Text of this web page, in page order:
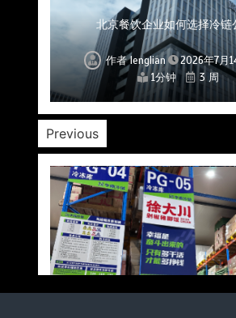
上海餐饮连锁加速，冷链配送如
流通难题？
作者lenglian
2026年7月
1分钟
3 周
杭州中央厨房布局餐饮连锁，冷
关键一环
作者lenglian
2026年7月
1分钟
3 周
北京餐饮企业如何选择冷链
作者lenglian
2026年7月
1分钟
3 周
深圳冷链物流如何护航餐饮连锁
全解析
作者lenglian
2026年7月
1分钟
3 周
北京餐饮仓配一体化的核心价值与
作者lenglian
2026年7月
1分钟
3 周
武汉冻品配送三要素：控温、时
兼得？
作者lenglian
2026年7月
1分钟
3 周
重庆冷链布局解冻食材运输密码
稳控品质？
作者lenglian
2026年7月
1分钟
3 周
Previous